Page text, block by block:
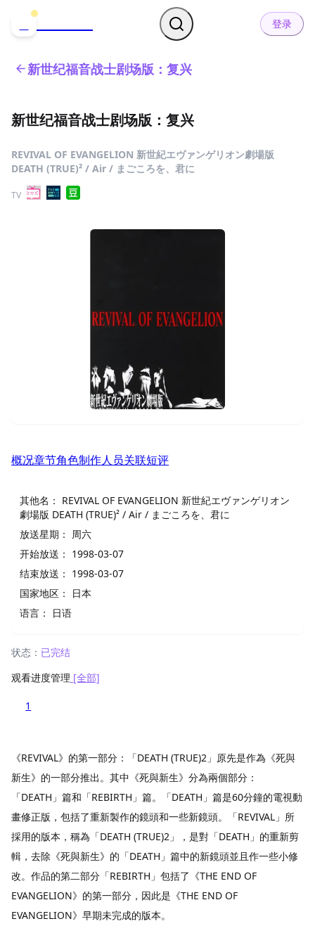
登录
新世纪福音战士剧场版：复兴
新世纪福音战士剧场版：复兴
REVIVAL OF EVANGELION 新世紀エヴァンゲリオン劇場版
DEATH (TRUE)² / Air / まごころを、君に
TV
概况章节角色制作人员关联短评
其他名： REVIVAL OF EVANGELION 新世紀エヴァンゲリオン
劇場版 DEATH (TRUE)² / Air / まごころを、君に
放送星期： 周六
开始放送： 1998-03-07
结束放送： 1998-03-07
国家地区：
日本
语言：
日语
状态： 已完结
观看进度管理 [全部]
1
《REVIVAL》的第一部分：「DEATH (TRUE)2」原先是作為《死與
新生》的一部分推出。其中《死與新生》分為兩個部分：
「DEATH」篇和「REBIRTH」篇。「DEATH」篇是60分鐘的電視動
畫修正版，包括了重新製作的鏡頭和一些新鏡頭。「REVIVAL」所
採用的版本，稱為「DEATH (TRUE)2」，是對「DEATH」的重新剪
輯，去除《死與新生》的「DEATH」篇中的新鏡頭並且作一些小修
改。作品的第二部分「REBIRTH」包括了《THE END OF
EVANGELION》的第一部分，因此是《THE END OF
EVANGELION》早期未完成的版本。